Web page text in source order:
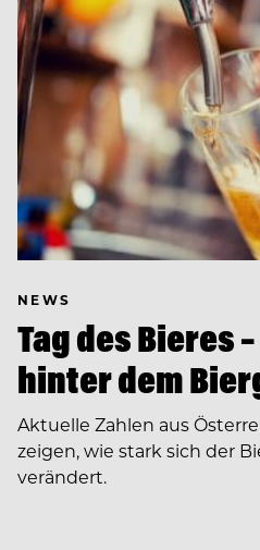
NEWS
Tag des Bieres
hinter dem
Aktuelle Zahlen aus
zeigen, wie stark sich der
verändert.